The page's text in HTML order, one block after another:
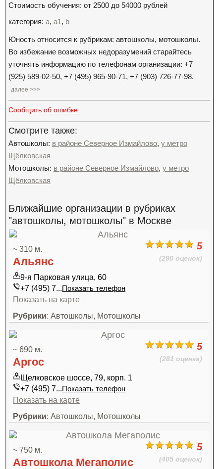
Стоимость обучения: от 2500 до 54000 рублей
категория: a, a1, b
Юность относится к рубрикам: автошколы, мотошколы.
Во избежание возможных недоразумений старайтесь
уточнять информацию по телефонам организации: +7
(925) 589-02-50, +7 (495) 965-90-71, +7 (903) 726-77-98.
далее >>>
Сообщить об ошибке.
Смотрите также:
Автошколы: в районе Северное Измайлово, у метро
Щёлковская
Мотошколы: в районе Северное Измайлово, у метро
Щёлковская
Ближайшие организации в рубриках
"автошколы, мотошколы" в Москве
5
(290 оценок)
~ 310 м.
Альянс
9-я Парковая улица, 60
+7 (495) 7...Показать телефон
Показать на карте
Рубрики: Автошколы, Мотошколы
5
(281 оценка)
~ 690 м.
Аргос
Щелковское шоссе, 79, корп. 1
+7 (495) 7...Показать телефон
Показать на карте
Рубрики: Автошколы, Мотошколы
5
(405 оценок)
~ 750 м.
Автошкола Мегаполис